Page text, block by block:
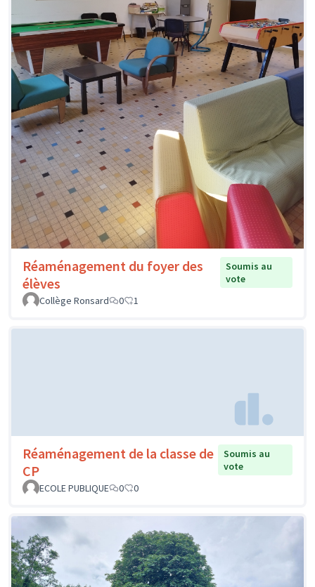
Réaménagement du foyer des
élèves
Soumis au
vote
Collège Ronsard
0 1
Réaménagement de la classe de
CP
Soumis au
vote
ECOLE PUBLIQUE
0 0